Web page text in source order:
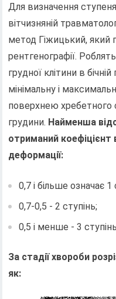
Для визначення
вітчизняній
метод Гіжицький, який
рентгенографії.
грудної клітини в
мінімальну і
поверхнею хребетного
грудини. Найменша
отриманий
деформації:
0,7 і більше означає
0,7-0,5 - 2 ступінь;
0,5 і менше - 3
За стадії хвороби
як: